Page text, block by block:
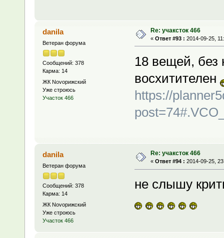
danila
Ветеран форума
Сообщений: 378
Карма: 14
ЖК Novoрижский
Уже строюсь
Участок 466
Re: учаксток 466
« Ответ #93 : 2014-09-25,
18 вещей, без
восхитителен
https://
danila
Ветеран форума
Сообщений: 378
Карма: 14
ЖК Novoрижский
Уже строюсь
Участок 466
Re: учаксток 466
« Ответ #94 : 2014-09-25,
не слышу